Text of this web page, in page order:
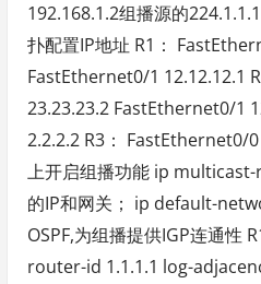
192.168.1.2组播源的
扑配置IP地址 R1：
FastEthernet0/1 12.12.12.1
23.23.23.2 FastEthernet0/1
2.2.2.2 R3： FastEthernet0/
上开启组播功能 ip
的IP和网关； ip default-
OSPF,为组播提供IGP连通性
router-id 1.1.1.1 log-